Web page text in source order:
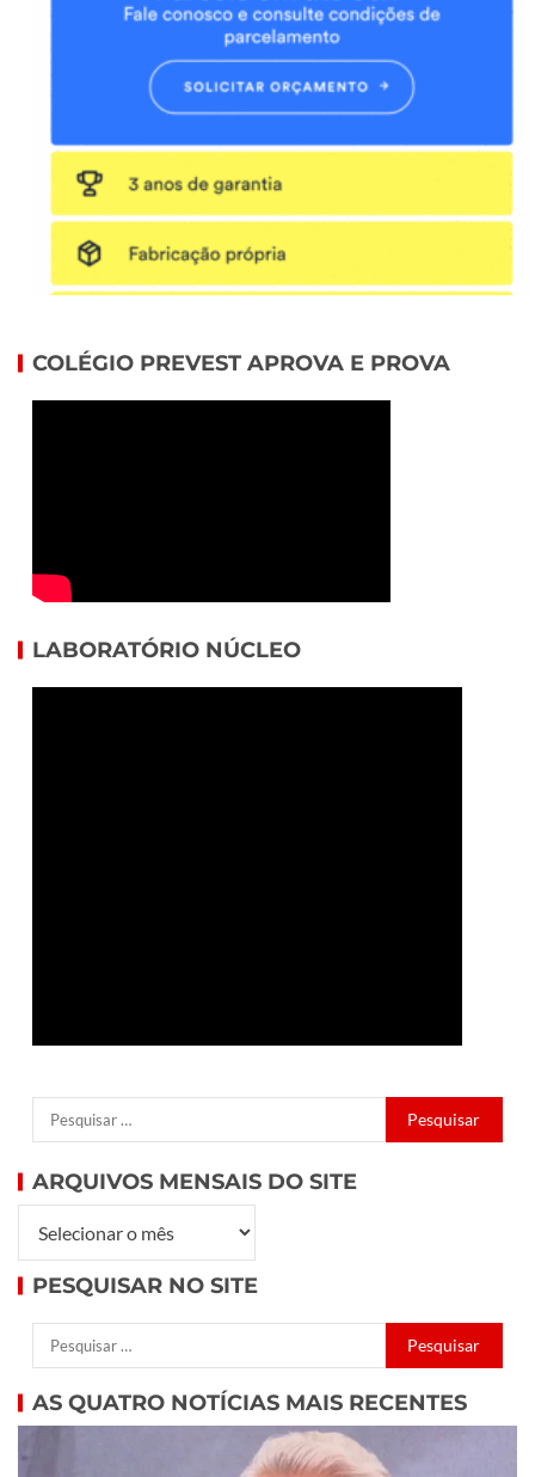
COLÉGIO PREVEST APROVA E PROVA
LABORATÓRIO NÚCLEO
ARQUIVOS MENSAIS DO SITE
PESQUISAR NO SITE
AS QUATRO NOTÍCIAS MAIS RECENTES